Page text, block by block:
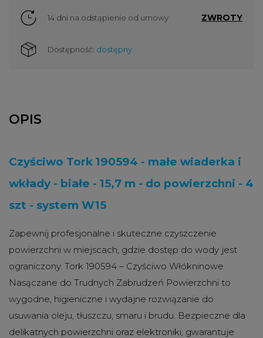
14 dni na odstąpienie od umowy ZWROTY
Dostępność: dostępny
OPIS
Czyściwo Tork 190594 - małe wiaderka i
wkłady - białe - 15,7 m - do powierzchni - 4
szt - system W15
Zapewnij profesjonalne i skuteczne czyszczenie
powierzchni w miejscach, gdzie dostęp do wody jest
ograniczony. Tork 190594 – Czyściwo Włókninowe
Nasączane do Trudnych Zabrudzeń Powierzchni to
wygodne, higieniczne i wydajne rozwiązanie do
usuwania oleju, tłuszczu, smaru i brudu. Bezpieczne dla
delikatnych powierzchni oraz elektroniki, gwarantuje